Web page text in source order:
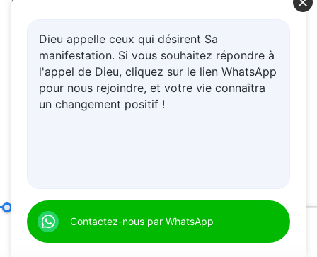
Dieu appelle ceux qui désirent Sa
manifestation. Si vous souhaitez répondre à
l'appel de Dieu, cliquez sur le lien WhatsApp
pour nous rejoindre, et votre vie connaîtra
un changement positif !
Contactez-nous par WhatsApp
Comment poursuivre la vérité (17)